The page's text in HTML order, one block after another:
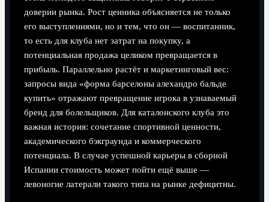
доверии рынка. Рост ценника объясняется не только
его выступлениями, но и тем, что он — воспитанник,
то есть для клуба нет затрат на покупку, а
потенциальная продажа целиком превращается в
прибыль. Параллельно растёт и маркетинговый вес:
запросы вида «форма барселоны алехандро бальде
купить» отражают превращение игрока в узнаваемый
бренд для болельщиков. Для каталонского клуба это
важная история: сочетание спортивной ценности,
академического бэкграунда и коммерческого
потенциала. В случае успешной карьеры в сборной
Испании стоимость может пойти ещё выше —
левоногие латерали такого типа на рынке дефицитны.